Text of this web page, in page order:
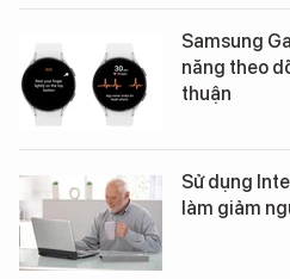
Samsung
năng theo
thuận
Sử dụng
làm giảm